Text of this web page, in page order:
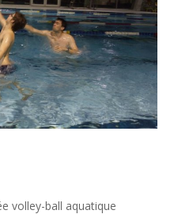
volley-ball aquatique